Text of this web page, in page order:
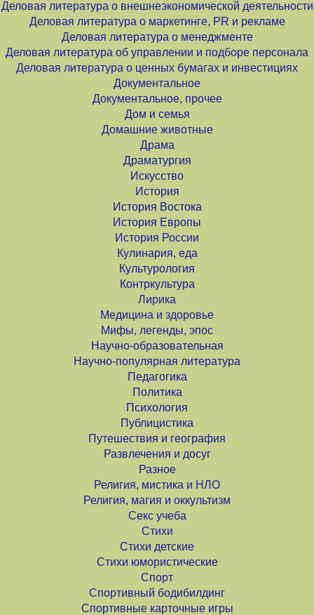
Деловая литература о внешнеэкономической деятельности
Деловая литература о маркетинге, PR и рекламе
Деловая литература о менеджменте
Деловая литература об управлении и подборе персонала
Деловая литература о ценных бумагах и инвестициях
Документальное
Документальное, прочее
Дом и семья
Домашние животные
Драма
Драматургия
Искусство
История
История Востока
История Европы
История России
Кулинария, еда
Культурология
Контркультура
Лирика
Медицина и здоровье
Мифы, легенды, эпос
Научно-образовательная
Научно-популярная литература
Педагогика
Политика
Психология
Публицистика
Путешествия и география
Развлечения и досуг
Разное
Религия, мистика и НЛО
Религия, магия и оккультизм
Секс учеба
Стихи
Стихи детские
Стихи юмористические
Спорт
Спортивный бодибилдинг
Спортивные карточные игры